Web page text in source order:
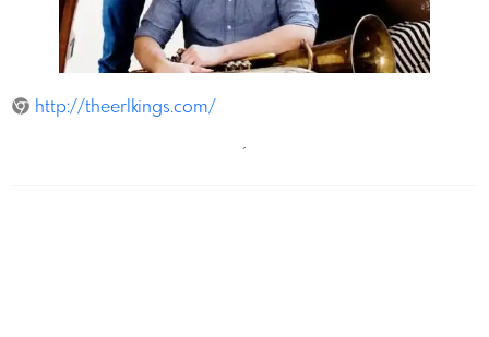
http://theerlkings.com/
´